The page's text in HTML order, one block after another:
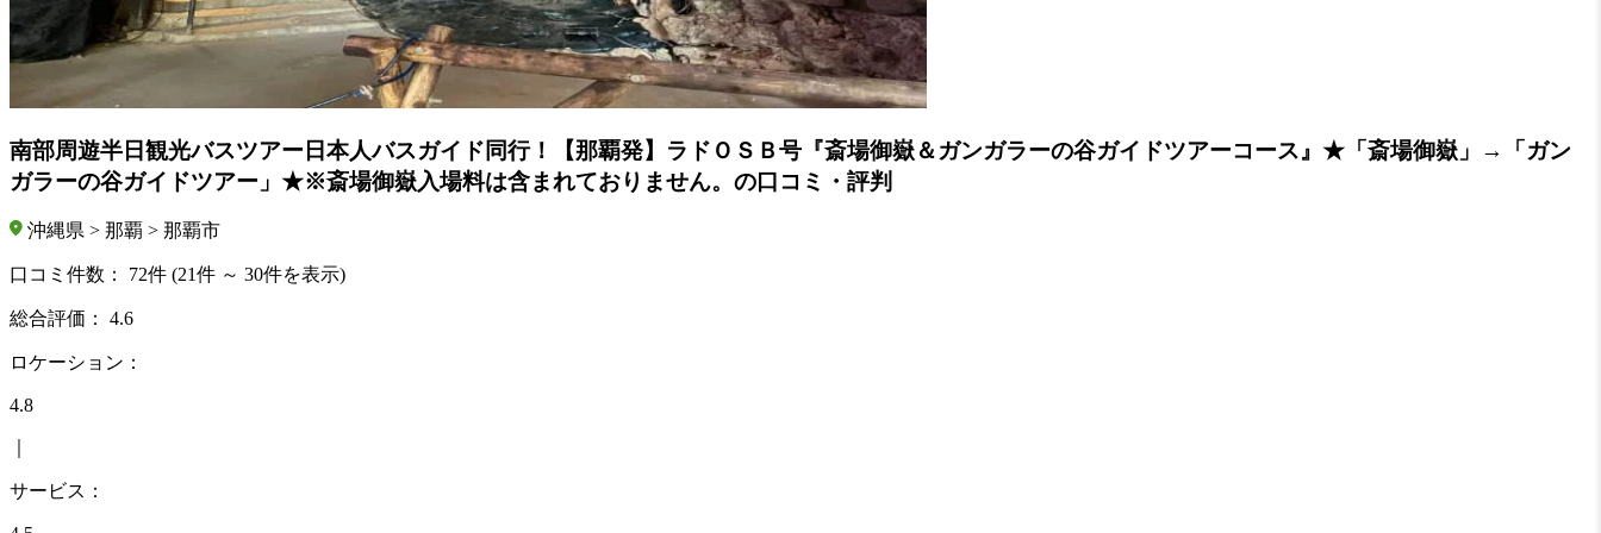
南部周遊半日観光バスツアー日本人バスガイド同行！【那覇発】ラドＯＳＢ号『斎場御嶽＆ガンガラーの谷ガイドツアーコース』★「斎場御嶽」→「ガン
ガラーの谷ガイドツアー」★※斎場御嶽入場料は含まれておりません。の口コミ・評判
沖縄県 > 那覇 > 那覇市
口コミ件数： 72件 (21件 ～ 30件を表示)
総合評価： 4.6
ロケーション：
4.8
サービス：